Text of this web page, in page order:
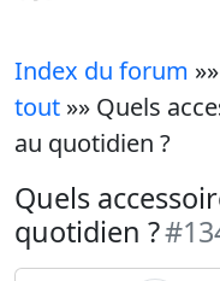
Index du forum »»
tout »» Quels
au quotidien ?
Quels
quotidien ?